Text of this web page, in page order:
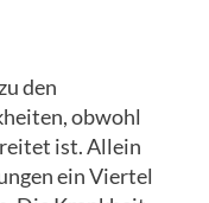
den
obwohl
ist. Allein
ein Viertel